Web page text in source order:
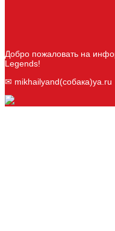
Добро пожаловать на
Legends!
✉ mikhailyand(собака)ya.ru